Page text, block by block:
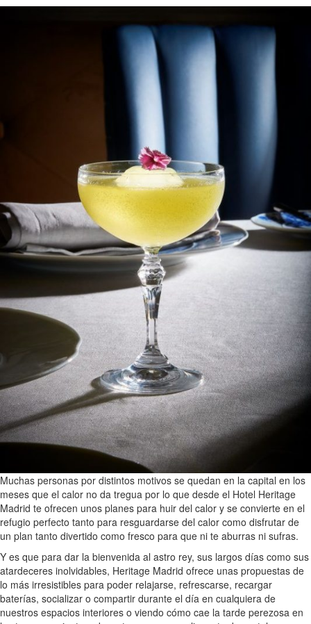
Muchas personas por distintos motivos se quedan en la capital en los
meses que el calor no da tregua por lo que desde el Hotel Heritage
Madrid te ofrecen unos planes para huir del calor y se convierte en el
refugio perfecto tanto para resguardarse del calor como disfrutar de
un plan tanto divertido como fresco para que ni te aburras ni sufras.
Y es que para dar la bienvenida al astro rey, sus largos días como sus
atardeceres inolvidables, Heritage Madrid ofrece unas propuestas de
lo más irresistibles para poder relajarse, refrescarse, recargar
baterías, socializar o compartir durante el día en cualquiera de
nuestros espacios interiores o viendo cómo cae la tarde perezosa en